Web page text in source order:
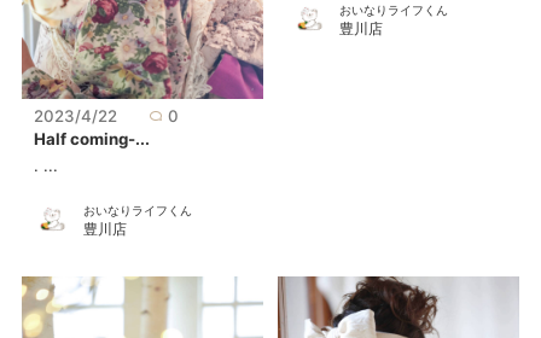
2023/4/22
0
Half coming-...
. ...
おいなりライフくん
豊川店
おいなりライフくん
豊川店